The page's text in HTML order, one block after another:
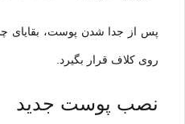
پس از جدا شدن پوست، بقایای
روی کلاف قرار بگیرد.
نصب پوست جدید